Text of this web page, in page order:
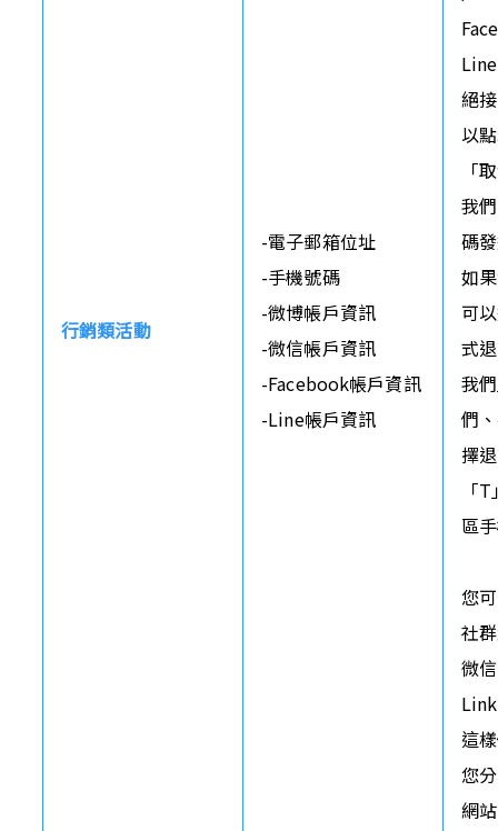
行銷類活動
-電子郵箱位址
-手機號碼
-微博帳戶資訊
-微信帳戶資訊
-Facebook帳戶資訊
-Line帳戶資訊
絕
以
「
我
碼
如
可
式
我
們
擇
「
區
您
社
微
這
您
網